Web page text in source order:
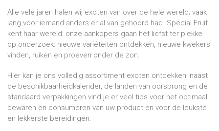
Alle vele jaren halen wij exoten van over de hele wereld; vaak
lang voor iemand anders er al van gehoord had. Special Fruit
kent haar wereld: onze aankopers gaan het liefst ter plekke
op onderzoek: nieuwe variëteiten ontdekken, nieuwe kwekers
vinden, ruiken en proeven onder de zon.
Hier kan je ons volledig assortiment exoten ontdekken: naast
de beschikbaarheidkalender, de landen van oorsprong en de
standaard verpakkingen vind je er veel tips voor het optimaal
bewaren en consumeren van uw product en voor de leukste
en lekkerste bereidingen.